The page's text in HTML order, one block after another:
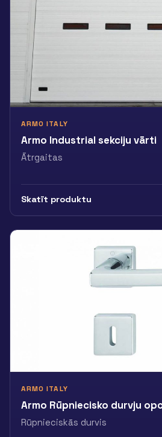
ARMO ITALY
Armo Industrial sekciju vārti
Ātrgaitas
Skatīt produktu
ARMO ITALY
Armo Rūpniecisko durvju
Rūpnieciskās durvis